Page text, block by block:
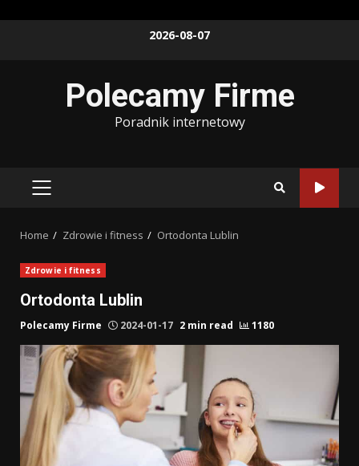
2026-08-07
Polecamy Firme
Poradnik internetowy
PRIMARY
Home Zdrowie i fitness Ortodonta Lublin
Zdrowie i fitness
Ortodonta Lublin
Polecamy Firme 2024-01-17 2 min read 1180